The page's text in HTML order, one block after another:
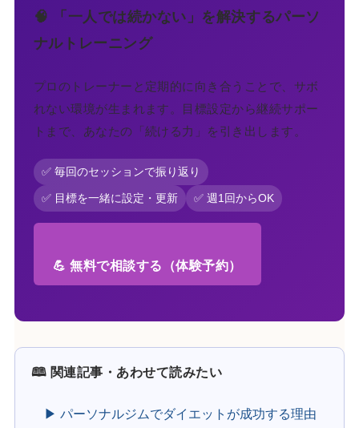
🧠 「一人では続かない」を解決するパーソ
ナルトレーニング
プロのトレーナーと定期的に向き合うことで、サボ
れない環境が生まれます。目標設定から継続サポー
トまで、あなたの「続ける力」を引き出します。
✅ 毎回のセッションで振り返り
✅ 目標を一緒に設定・更新 ✅ 週1回からOK
💪 無料で相談する（体験予約）
🕮 関連記事・あわせて読みたい
▶ パーソナルジムでダイエットが成功する理由